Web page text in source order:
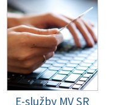
E-služby MV SR